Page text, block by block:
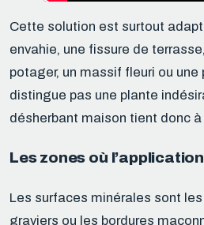
Cette solution est surtout
envahie, une fissure de
potager, un massif fleuri ou
distingue pas une plante
désherbant maison tient donc
Les zones où
Les surfaces minérales sont
graviers ou les bordures